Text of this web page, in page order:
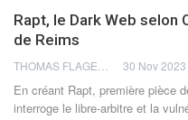
Rapt, le Dark Web selon
de Reims
30 Nov 2023
En créant Rapt, première pièce
interroge le libre-arbitre et la